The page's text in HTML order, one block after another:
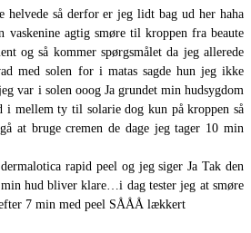
helvede så derfor er jeg lidt bag ud her haha
vaskenine agtig smøre til kroppen fra beaute
og så kommer spørgsmålet da jeg allerede
med solen for i matas sagde hun jeg ikke
var i solen ooog Ja grundet min hudsygdom
i mellem ty til solarie dog kun på kroppen så
at bruge cremen de dage jeg tager 10 min
rapid peel og jeg siger Ja Tak den
hud bliver klare…i dag tester jeg at smøre
7 min med peel SÅÅÅ lækkert